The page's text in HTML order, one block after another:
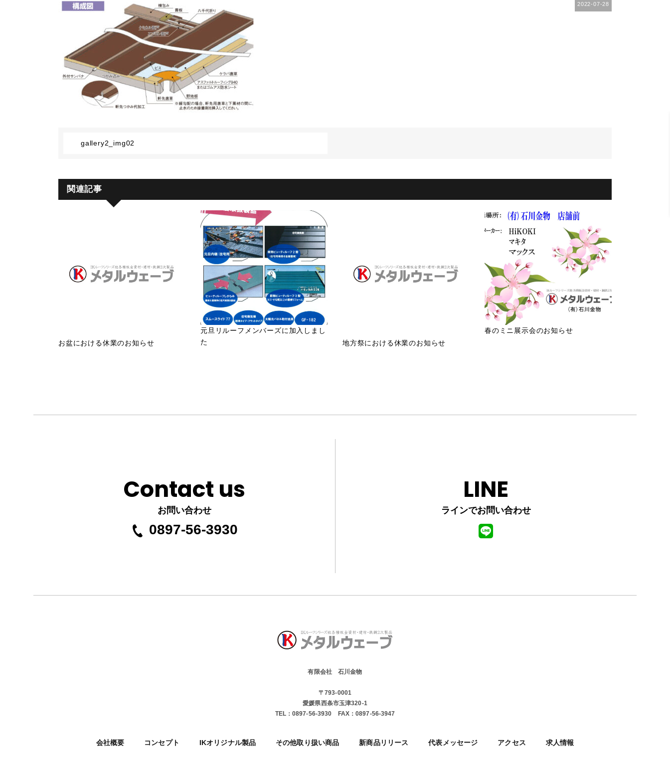
2022-07-28
gallery2_img02
関連記事
お盆における休業のお知らせ
元旦リルーフメンバーズに加入しまし
た
地方祭における休業のお知らせ
春のミニ展示会のお知らせ
Contact us
お問い合わせ
0897-56-3930
LINE
ラインでお問い合わせ
有限会社 石川金物
〒793-0001
愛媛県西条市玉津320-1
TEL： 0897-56-3930 FAX：0897-56-3947
会社概要 コンセプト IKオリジナル製品 その他取り扱い商品 新商品リリース 代表メッセージ アクセス 求人情報